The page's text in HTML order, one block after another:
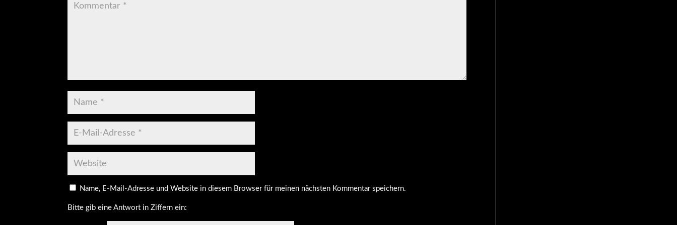
Name, E-Mail-Adresse und Website in diesem Browser für meinen nächsten Kommentar speichern.
Bitte gib eine Antwort in Ziffern ein: